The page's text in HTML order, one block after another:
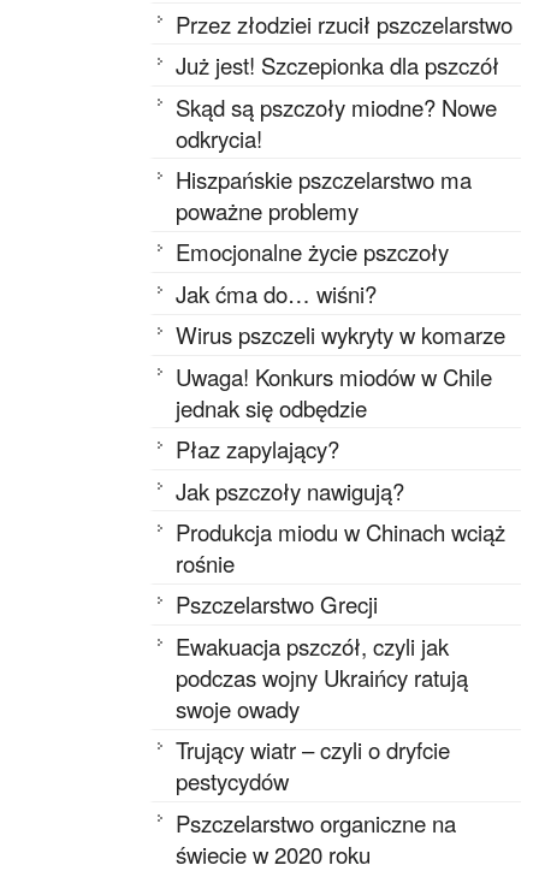
Przez złodziei rzucił pszczelarstwo
Już jest! Szczepionka dla pszczół
Skąd są pszczoły miodne? Nowe
odkrycia!
Hiszpańskie pszczelarstwo ma
poważne problemy
Emocjonalne życie pszczoły
Jak ćma do… wiśni?
Wirus pszczeli wykryty w komarze
Uwaga! Konkurs miodów w Chile
jednak się odbędzie
Płaz zapylający?
Jak pszczoły nawigują?
Produkcja miodu w Chinach wciąż
rośnie
Pszczelarstwo Grecji
Ewakuacja pszczół, czyli jak
podczas wojny Ukraińcy ratują
swoje owady
Trujący wiatr – czyli o dryfcie
pestycydów
Pszczelarstwo organiczne na
świecie w 2020 roku